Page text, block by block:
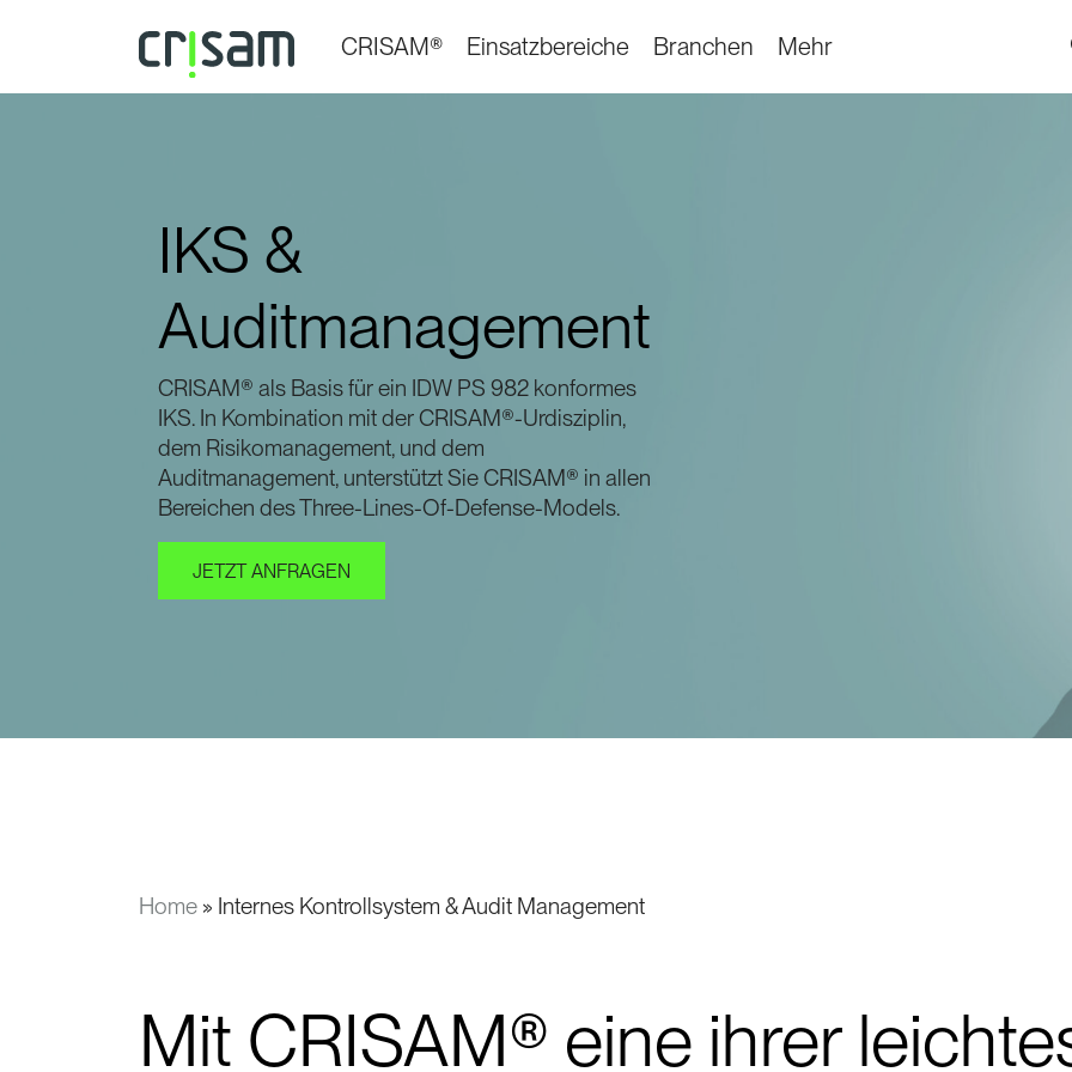
CRISAM® Einsatzbereiche Branchen Mehr
IKS &
Auditmanagement
CRISAM® als Basis für ein IDW PS 982 konformes
IKS. In Kombination mit der CRISAM®-Urdisziplin,
dem Risikomanagement, und dem
Auditmanagement, unterstützt Sie CRISAM® in allen
Bereichen des Three-Lines-Of-Defense-Models.
JETZT ANFRAGEN
Home » Internes Kontrollsystem & Audit Management
Mit CRISAM® eine ihrer